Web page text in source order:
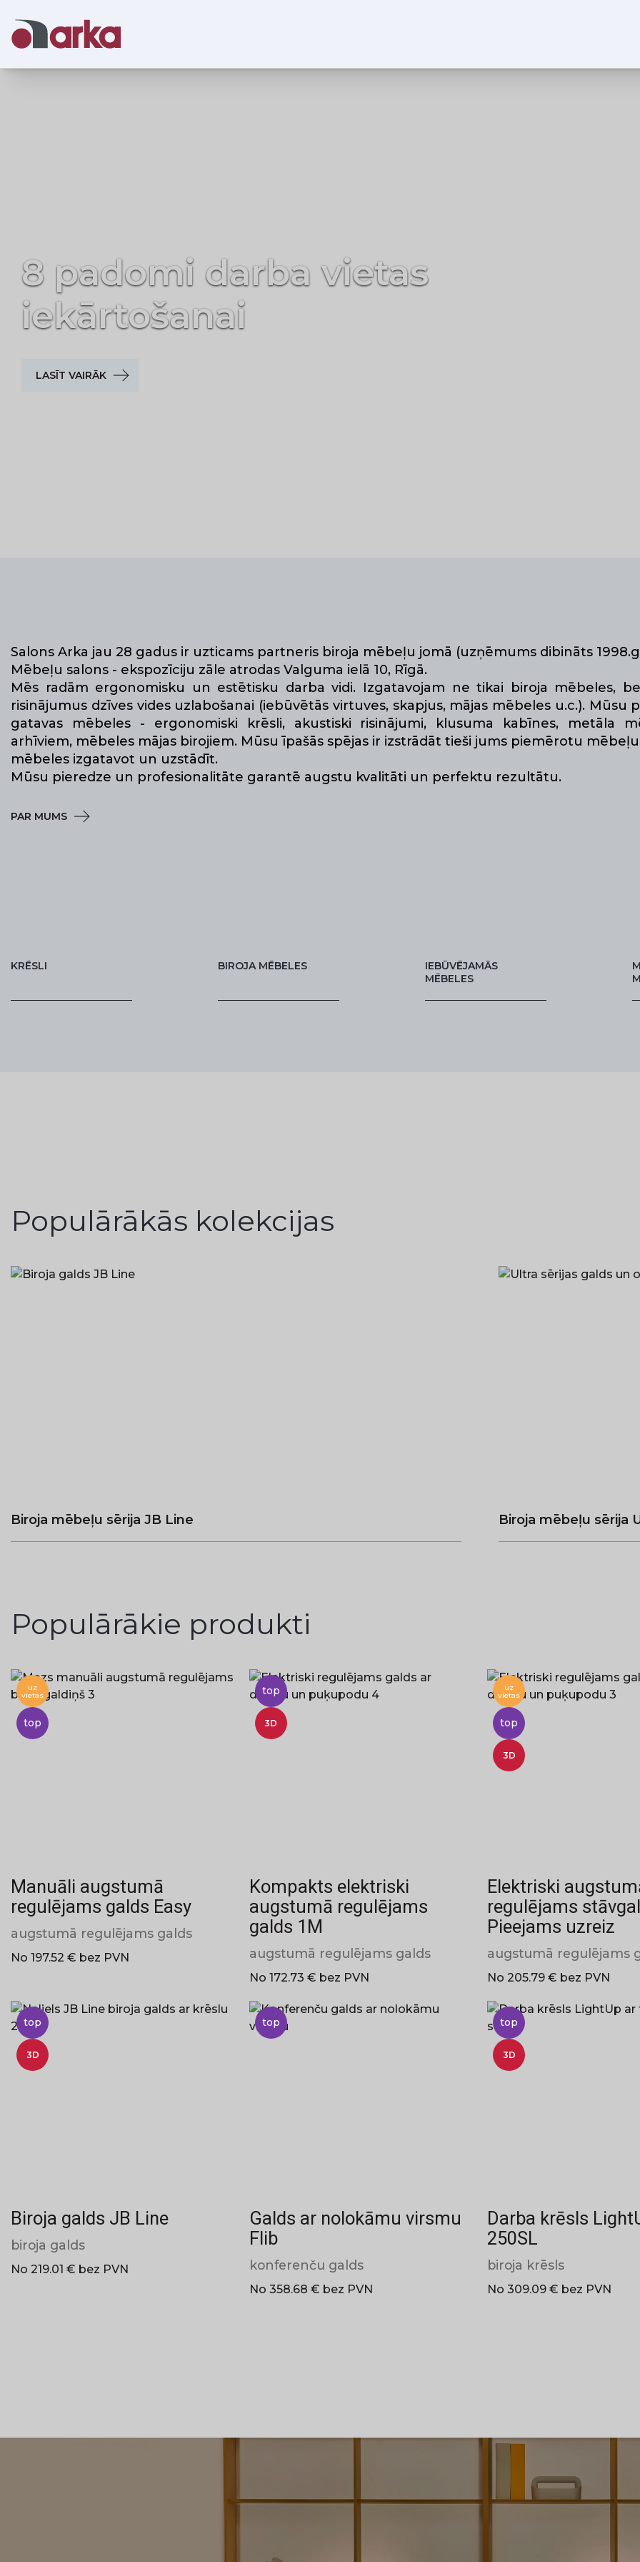
Līdzsvars un ergonomika
ar Mickey krēslu
PIRKT
Salons Arka jau 28 gadus ir uzticams partneris biroja mēbeļu jomā (uzņēmums dibināts
Mēbeļu salons - ekspozīciju zāle atrodas Valguma ielā 10, Rīgā.
Mēs radām ergonomisku un estētisku darba vidi. Izgatavojam ne tikai biroja mēbeles,
risinājumus dzīves vides uzlabošanai (iebūvētās virtuves, skapjus, mājas mēbeles u.c.). Mūsu
gatavas mēbeles - ergonomiski krēsli, akustiski risinājumi, klusuma kabīnes, metāla
arhīviem, mēbeles mājas birojiem. Mūsu īpašās spējas ir izstrādāt tieši jums piemērotu
mēbeles izgatavot un uzstādīt.
Mūsu pieredze un profesionalitāte garantē augstu kvalitāti un perfektu rezultātu.
PAR MUMS
KRĒSLI BIROJA MĒBELES
IEBŪVĒJAMĀS
MĒBELES
Populārākās kolekcijas
Biroja mēbeļu sērija JB Line Biroja mēbeļu sērija
Populārākie produkti
uz
vietas
top
Manuāli augstumā
regulējams galds Easy
augstumā regulējams galds
No 197.52 € bez PVN
top
3D
Kompakts elektriski
augstumā regulējams
galds 1M
augstumā regulējams galds
No 172.73 € bez PVN
uz
vietas
top
3D
Elektriski
regulējams
Pieejams uzreiz
augstumā regulējams
No 205.79 € bez PVN
top
3D
Biroja galds JB Line
biroja galds
No 219.01 € bez PVN
top
Galds ar nolokāmu virsmu
Flib
konferenču galds
No 358.68 € bez PVN
top
3D
Darba krēsls
250SL
biroja krēsls
No 309.09 € bez PVN